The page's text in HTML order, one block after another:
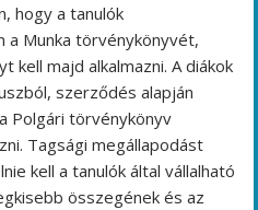
hogy a tanulók
a Munka törvénykönyvét,
kell majd alkalmazni. A diákok
szerződés alapján
Polgári törvénykönyv
Tagsági megállapodást
kell a tanulók által vállalható
összegének és az